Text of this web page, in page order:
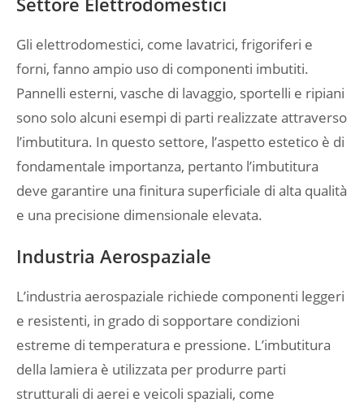
Gli elettrodomestici, come lavatrici, frigoriferi e
forni, fanno ampio uso di componenti imbutiti.
Pannelli esterni, vasche di lavaggio, sportelli e ripiani
sono solo alcuni esempi di parti realizzate attraverso
l’imbutitura. In questo settore, l’aspetto estetico è di
fondamentale importanza, pertanto l’imbutitura
deve garantire una finitura superficiale di alta qualità
e una precisione dimensionale elevata.
Industria Aerospaziale
L’industria aerospaziale richiede componenti leggeri
e resistenti, in grado di sopportare condizioni
estreme di temperatura e pressione. L’imbutitura
della lamiera è utilizzata per produrre parti
strutturali di aerei e veicoli spaziali, come